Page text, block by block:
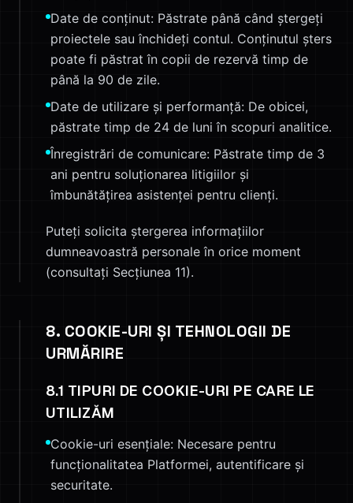
Date de conținut: Păstrate până când ștergeți
proiectele sau închideți contul. Conținutul șters
poate fi păstrat în copii de rezervă timp de
până la 90 de zile.
Date de utilizare și performanță: De obicei,
păstrate timp de 24 de luni în scopuri analitice.
Înregistrări de comunicare: Păstrate timp de 3
ani pentru soluționarea litigiilor și
îmbunătățirea asistenței pentru clienți.
Puteți solicita ștergerea informațiilor
dumneavoastră personale în orice moment
(consultați Secțiunea 11).
8. COOKIE-URI ȘI TEHNOLOGII DE
URMĂRIRE
8.1 TIPURI DE COOKIE-URI PE CARE LE
UTILIZĂM
Cookie-uri esențiale: Necesare pentru
funcționalitatea Platformei, autentificare și
securitate.